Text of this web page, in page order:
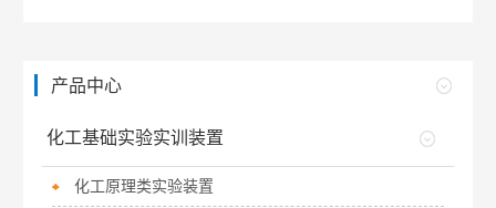
产品中心
化工基础实验实训装置
化工原理类实验装置